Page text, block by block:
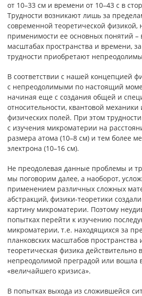
от 10–33 см и времени от 10–43 с в
Трудности возникают лишь за
современной теоретической физикой,
применимости ее основных понятий –
масштабах пространства и времени,
трудности приобретают
В соответствии с нашей концепцией
с непреодолимыми по настоящий
начиная еще с создания общей и
относительности, квантовой механики
физических полей. При этом
с изучения микроматерии на
размера атома (10–8 см) и тем более
электрона (10–16 см).
Не преодолевая данные проблемы и
мы поговорим далее, а наоборот,
применением различных сложных
абстракций, физики-теоретики
картину микроматерии. Поэтому
попытках перейти к изучению
микроматерии, т.е. находящихся за
планковских масштабов пространства
теоретическая физика действительно
непреодолимой преградой или вошла
«величайшего кризиса».
В попытках выхода из сложившейся